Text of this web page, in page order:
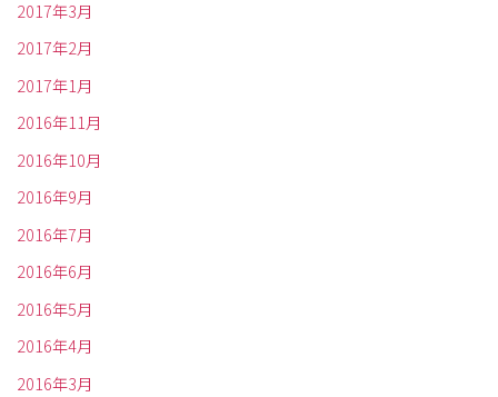
2017年3月
2017年2月
2017年1月
2016年11月
2016年10月
2016年9月
2016年7月
2016年6月
2016年5月
2016年4月
2016年3月